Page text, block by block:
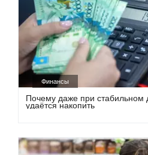
Финансы
Почему даже при стабильном
удаётся накопить